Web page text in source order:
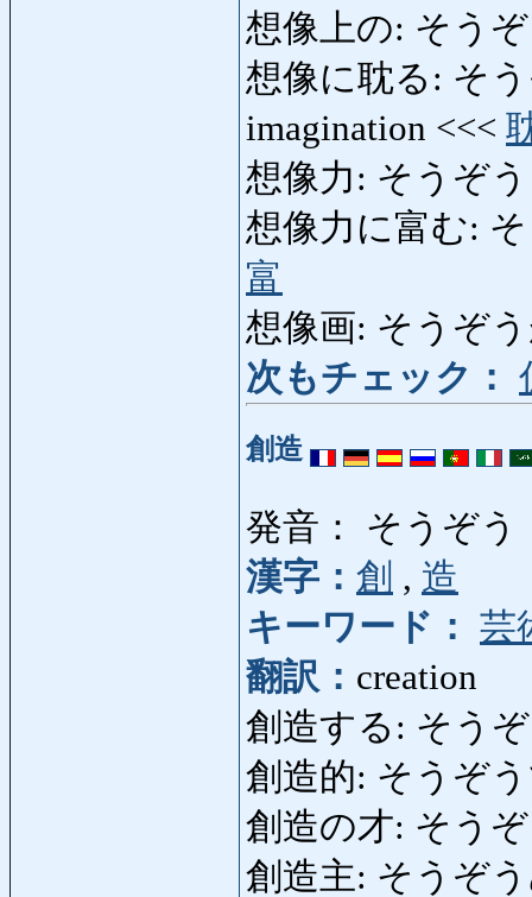
想像上の: そう
想像に耽る: そ
imagination <<<
想像力: そうぞ
想像力に富む:
富
想像画: そうぞ
次もチェック：
創造
発音： そうぞう
漢字： 創 , 造
キーワード： 芸
翻訳： creation
創造する: そう
創造的: そうぞ
創造の才: そう
創造主: そうぞ